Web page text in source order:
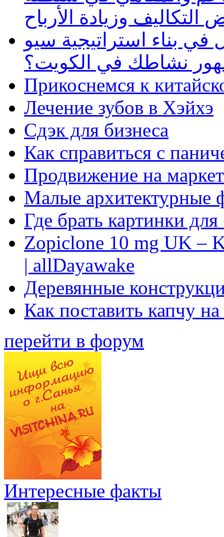
وزيادة الأرباح
بناء استراتيجية سيو
نشاطك في الكويت؟
Прикоснемся к
Лечение зубов в Хэйхэ
Сдэк для бизнеса
Как справиться с
Продвижение на
Малые архитектурные
Где брать картинки
Zopiclone 10 mg UK –
| allDayawake
Деревянные
Как поставить капчу
перейти в форум
Интересные факты